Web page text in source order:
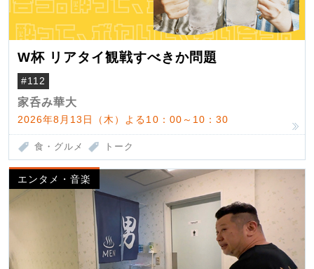
W杯 リアタイ観戦すべきか問題
#112
家呑み華大
2026年8月13日（木）よる10：00～10：30
食・グルメ トーク
エンタメ・音楽